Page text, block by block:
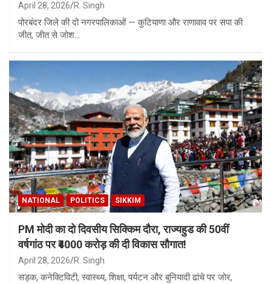
April 28, 2026 R. Singh
पोरबंदर जिले की दो नगरपालिकाओं — कुटियाणा और राणावाव पर सपा की
जीत, जीत से जोश…
NATIONAL POLITICS SIKKIM
PM मोदी का दो दिवसीय सिक्किम दौरा, राज्यहुड की 50वीं
वर्षगांठ पर ₹4000 करोड़ की दी विकास सौगात!
April 28, 2026 R. Singh
सड़क, कनेक्टिविटी, स्वास्थ्य, शिक्षा, पर्यटन और बुनियादी ढांचे पर जोर,